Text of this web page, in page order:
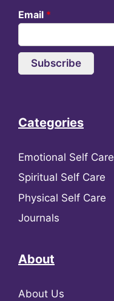
Email *
Subscribe
Categories
Emotional Self Care
Spiritual Self Care
Physical Self Care
Journals
About
About Us